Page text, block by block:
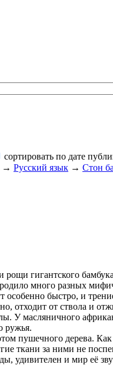
сортировать по дате
→ Русский язык → Стон
гигантского
много разных
особенно быстро, и
отходит от ствола и
У масляничного
ружья.
пушечного дерева.
ткани за ними не
удивителен и мир её